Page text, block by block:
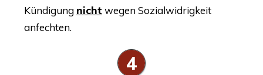
Kün­di­gung nicht wegen Sozi­al­wid­rig­keit
anfechten.
4